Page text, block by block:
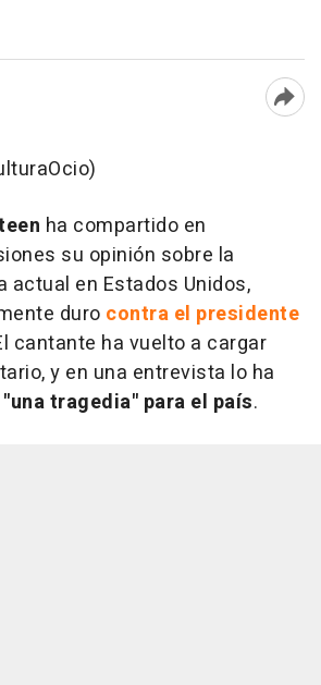
ha compartido en
su opinión sobre la
actual en Estados Unidos,
duro contra el presidente
cantante ha vuelto a cargar
y en una entrevista lo ha
"una tragedia" para el país.